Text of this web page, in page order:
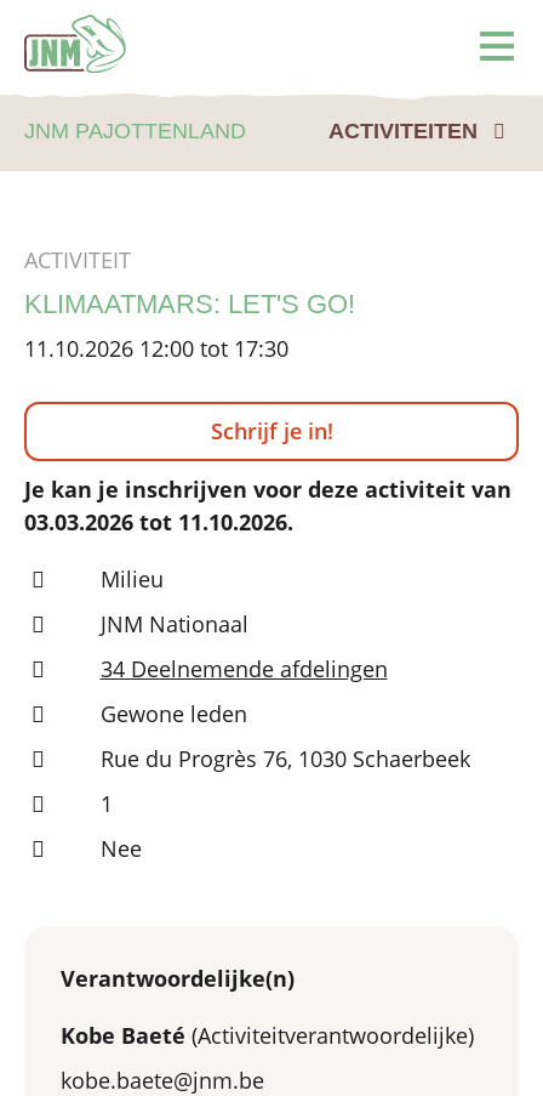
JNM PAJOTTENLAND ACTIVITEITEN
ACTIVITEIT
KLIMAATMARS: LET'S GO!
11.10.2026 12:00 tot 17:30
Schrijf je in!
Je kan je inschrijven voor deze activiteit van
03.03.2026 tot 11.10.2026.
Milieu
JNM Nationaal
34 Deelnemende afdelingen
Gewone leden
Rue du Progrès 76, 1030 Schaerbeek
1
Nee
Verantwoordelijke(n)
Kobe Baeté (Activiteitverantwoordelijke)
kobe.baete@jnm.be